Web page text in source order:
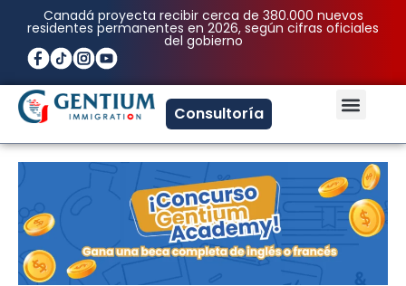
contenido
Canadá proyecta recibir cerca de 380.000 nuevos
residentes permanentes en 2026, según cifras oficiales
del gobierno
Consultoría